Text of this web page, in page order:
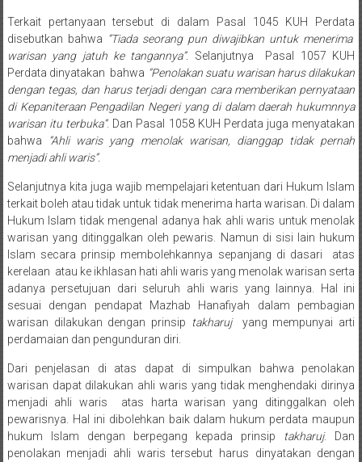
Jambi/
Bengkulu/
Medan/
Aceh/
Damasyaraya/
Solok/
Padang
Selatan/Padang
barat/
Padang
Utara/
Kota
Padang/
Sumatera
Barat/
Pariaman/
Bukittinggi/
panjang/
Kayutanam/
Baso/
Payakumbung/
Tanjung
Terkait pertanyaan tersebut di dalam Pasal 1045 KUH Perdata
disebutkan bahwa “Tiada seorang pun diwajibkan untuk menerima
warisan yang jatuh ke tangannya”. Selanjutnya Pasal 1057 KUH
Perdata dinyatakan bahwa “Penolakan suatu warisan harus dilakukan
dengan tegas, dan harus terjadi dengan cara memberikan pernyataan
di Kepaniteraan Pengadilan Negeri yang di dalam daerah hukumnnya
warisan itu terbuka”. Dan Pasal 1058 KUH Perdata juga menyatakan
bahwa
“Ahli waris yang menolak warisan, dianggap tidak pernah
menjadi ahli waris”.
Selanjutnya kita juga wajib mempelajari ketentuan dari Hukum Islam
terkait boleh atau tidak untuk tidak menerima harta warisan. Di dalam
Hukum Islam tidak mengenal adanya hak ahli waris untuk menolak
warisan yang ditinggalkan oleh pewaris. Namun di sisi lain hukum
Islam secara prinsip membolehkannya sepanjang di dasari atas
kerelaan atau ke ikhlasan hati ahli waris yang menolak warisan serta
adanya persetujuan dari seluruh ahli waris yang lainnya. Hal ini
sesuai dengan pendapat Mazhab Hanafiyah dalam pembagian
warisan dilakukan dengan prinsip
takharujyang mempunyai arti
perdamaian dan pengunduran diri.
Dari penjelasan di atas dapat di simpulkan bahwa penolakan
warisan dapat dilakukan ahli waris yang tidak menghendaki dirinya
menjadi ahli waris atas harta warisan yang ditinggalkan oleh
pewarisnya. Hal ini dibolehkan baik dalam hukum perdata maupun
hukum Islam dengan berpegang kepada prinsip
takharuj. Dan
penolakan menjadi ahli waris tersebut harus dinyatakan dengan